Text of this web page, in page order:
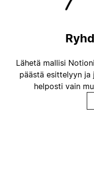
Lähetä mallisi
päästä esittelyyn ja
helposti vain